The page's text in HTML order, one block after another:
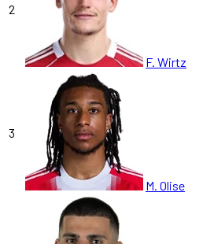
2
F. Wirtz
3
M. Olise